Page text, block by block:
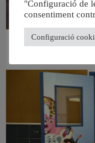
València ultima el nou
"Configuració de
consentiment
Configuració